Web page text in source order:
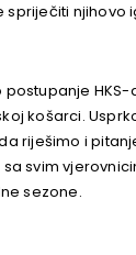
spriječiti njihovo
HKS-
košarci.
riješimo i
svim
sezone.